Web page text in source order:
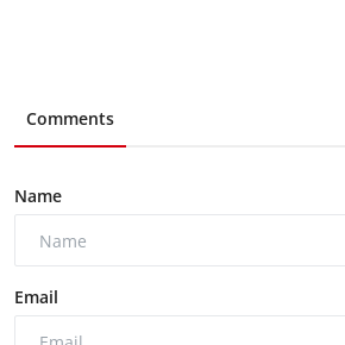
Comments
Name
Email